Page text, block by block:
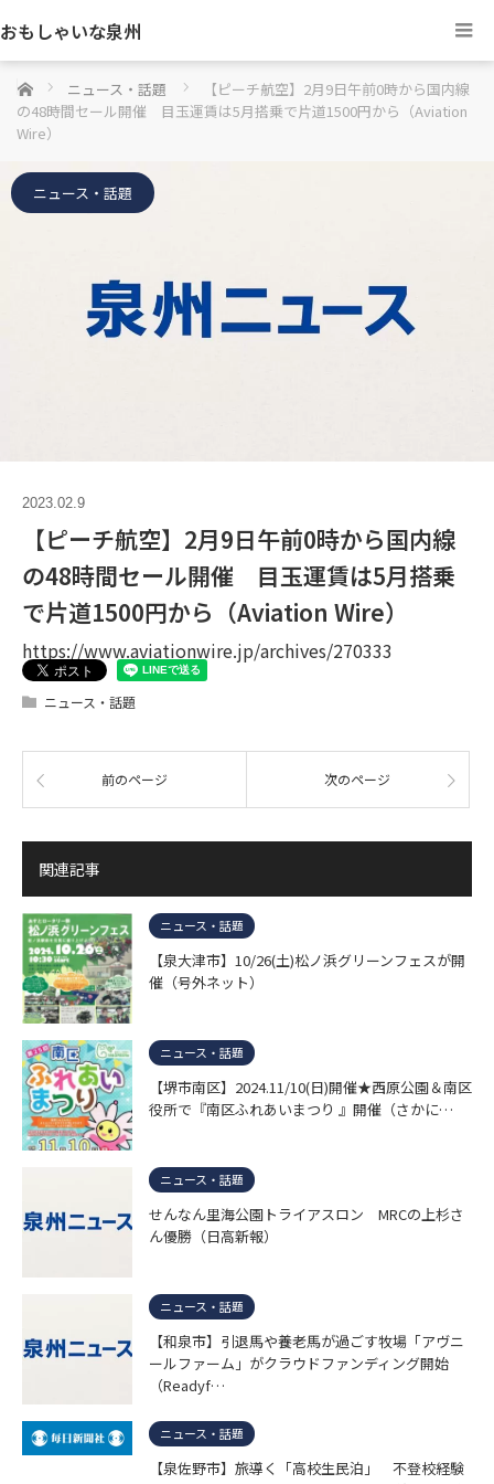
おもしゃいな泉州
ホーム ニュース・話題
【ピーチ航空】2月9日午前0時から国内線
の48時間セール開催 目玉運賃は5月搭乗で片道1500円から（Aviation
Wire）
ニュース・話題
2023.02.9
【ピーチ航空】2月9日午前0時から国内線
の48時間セール開催 目玉運賃は5月搭乗
で片道1500円から（Aviation Wire）
https://www.aviationwire.jp/archives/270333
ニュース・話題
前のページ 次のページ
関連記事
ニュース・話題
【泉大津市】10/26(土)松ノ浜グリーンフェスが開
催（号外ネット）
ニュース・話題
【堺市南区】2024.11/10(日)開催★西原公園＆南区
役所で『南区ふれあいまつり 』開催（さかに…
ニュース・話題
せんなん里海公園トライアスロン MRCの上杉さ
ん優勝（日高新報）
ニュース・話題
【和泉市】引退馬や養老馬が過ごす牧場「アヴニ
ールファーム」がクラウドファンディング開始
（Readyf…
ニュース・話題
【泉佐野市】旅導く「高校生民泊」 不登校経験